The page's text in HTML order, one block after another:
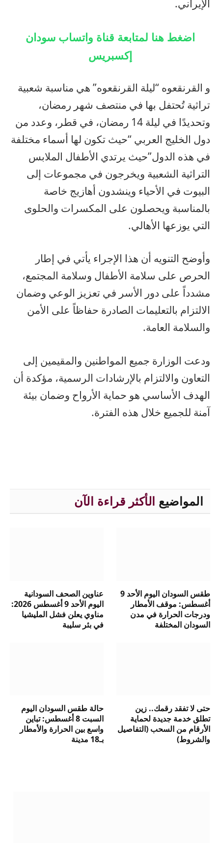
الإيراني.
اضغط هنا لمتابعة قناة واتساب سودان
إكسبريس
و القرنقعوه “ليلة القرنقعوه” هي مناسبة شعبية
تراثية تُحتفل بها في منتصف شهر رمضان،
وتحديدًا في ليلة 14 رمضان، في قطر، وعدد من
دول الخليج العربي “حيث تكون لها أسماء مختلفة
في هذه الدول”حيث يرتدي الأطفال الملابس
التراثية الشعبية ويخرجون في مجموعات إلى
البيوت في الأحياء وينشدون أهازيج خاصة
بالمناسبة ويحصلون على المكسرات والحلوى
التي يوزعها الأهالي.
وأوضح التنويه أن هذا الإجراء يأتي في إطار
الحرص على سلامة الأطفال وسلامة المجتمع،
مشدداً على دور الأسر في تعزيز الوعي وضمان
الالتزام بالتعليمات الصادرة حفاظاً على الأمن
والسلامة العامة.
ودعت الوزارة جميع المواطنين والمقيمين إلى
التعاون والالتزام بالإرشادات الرسمية، مؤكدة أن
الهدف الأساسي هو حماية الأرواح وضمان بيئة
آمنة للجميع خلال هذه الفترة.
المواضيع الأكثر قراءة الآن
طقس السودان اليوم الأحد 9
أغسطس: موقف الأمطار
ودرجات الحرارة في مدن
السودان المختلفة
عناوين الصحف السودانية
اليوم الأحد 9 أغسطس 2026:
مناوي يعلن فشل المليشيا
في بئر سليبة
حتى لا تفقد رقمك.. زين
تطلق خدمة جديدة لحماية
الأرقام من السحب (التفاصيل
والشروط)
حالة طقس السودان اليوم
السبت 8 أغسطس: تباين
واسع بين الحرارة والأمطار
بـ18 مدينة